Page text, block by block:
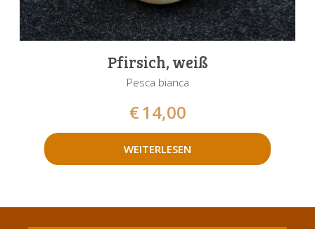
Pfirsich, weiß
Pesca bianca
€14,00
WEITERLESEN